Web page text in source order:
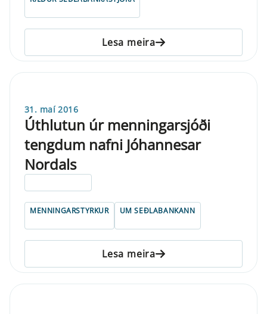
Lesa meira
31. maí 2016
Úthlutun úr menningarsjóði
tengdum nafni Jóhannesar
Nordals
MENNINGARSTYRKUR UM SEÐLABANKANN
Lesa meira